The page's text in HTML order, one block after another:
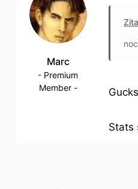
Marc
- Premium
Member -
Stats